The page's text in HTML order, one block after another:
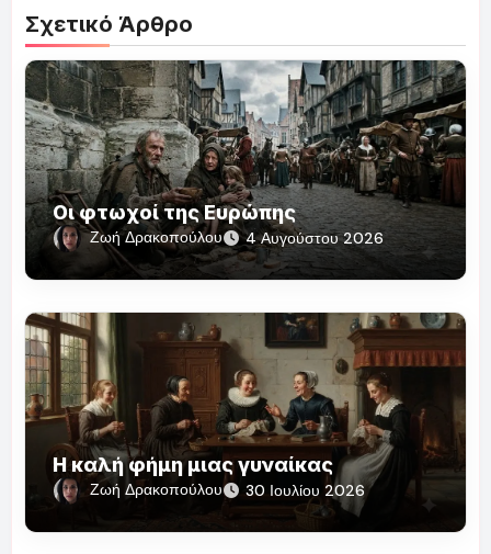
Σχετικό Άρθρο
Οι φτωχοί της Ευρώπης
Ζωή Δρακοπούλου 4 Αυγούστου 2026
Η καλή φήμη μιας γυναίκας
Ζωή Δρακοπούλου 30 Ιουλίου 2026